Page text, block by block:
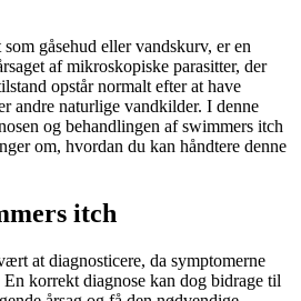
gåsehud eller vandskurv, er en
af mikroskopiske parasitter, der
opstår normalt efter at have
andre naturlige vandkilder. I denne
og behandlingen af swimmers itch
om, hvordan du kan håndtere denne
itch
at diagnosticere, da symptomerne
korrekt diagnose kan dog bidrage til